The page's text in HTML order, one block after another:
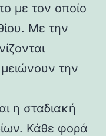
με τον οποίο
Με την
την
η σταδιακή
Κάθε φορά